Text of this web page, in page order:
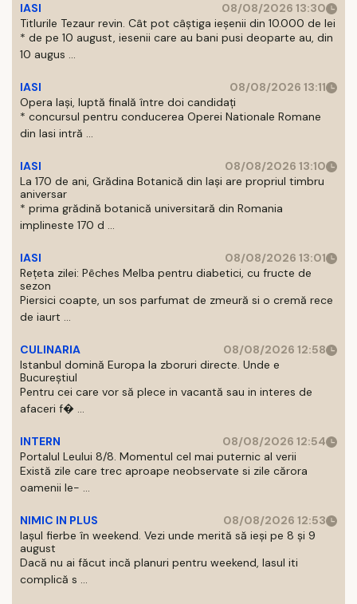
IASI
08/08/2026 13:30
Titlurile Tezaur revin. Cât pot câștiga ieșenii din 10.000 de lei
* de pe 10 august, iesenii care au bani pusi deoparte au, din
10 augus ...
IASI
08/08/2026 13:11
Opera Iași, luptă finală între doi candidați
* concursul pentru conducerea Operei Nationale Romane
din Iasi intră ...
IASI
08/08/2026 13:10
La 170 de ani, Grădina Botanică din Iași are propriul timbru
aniversar
* prima grădină botanică universitară din Romania
implineste 170 d ...
IASI
08/08/2026 13:01
Rețeta zilei: Pêches Melba pentru diabetici, cu fructe de
sezon
Piersici coapte, un sos parfumat de zmeură si o cremă rece
de iaurt ...
CULINARIA
08/08/2026 12:58
Istanbul domină Europa la zboruri directe. Unde e
Bucureștiul
Pentru cei care vor să plece in vacantă sau in interes de
afaceri f� ...
INTERN
08/08/2026 12:54
Portalul Leului 8/8. Momentul cel mai puternic al verii
Există zile care trec aproape neobservate si zile cărora
oamenii le- ...
NIMIC IN PLUS
08/08/2026 12:53
Iașul fierbe în weekend. Vezi unde merită să ieși pe 8 și 9
august
Dacă nu ai făcut incă planuri pentru weekend, Iasul iti
complică s ...